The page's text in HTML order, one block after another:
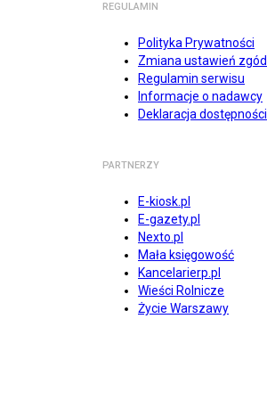
REGULAMIN
Polityka Prywatności
Zmiana ustawień zgód
Regulamin serwisu
Informacje o nadawcy
Deklaracja dostępności
PARTNERZY
E-kiosk.pl
E-gazety.pl
Nexto.pl
Mała księgowość
Kancelarierp.pl
Wieści Rolnicze
Życie Warszawy